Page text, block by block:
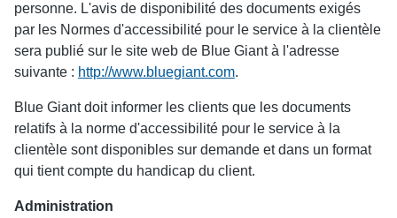
personne. L'avis de disponibilité des documents exigés
par les Normes d'accessibilité pour le service à la clientèle
sera publié sur le site web de Blue Giant à l'adresse
suivante : http://www.bluegiant.com.
Blue Giant doit informer les clients que les documents
relatifs à la norme d'accessibilité pour le service à la
clientèle sont disponibles sur demande et dans un format
qui tient compte du handicap du client.
Administration